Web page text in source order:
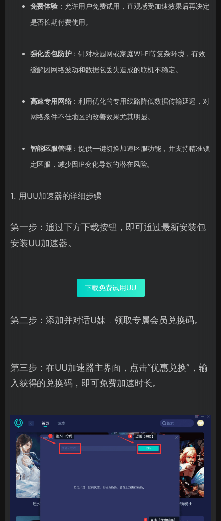
免费体验：允许用户免费试用，直观感受加速效果后再决定
是否长期付费使用。
强化丢包防护：针对校园网或家庭Wi-Fi等复杂环境，有效
缓解因网络波动和数据包丢失造成的联机不稳定。
高速专用网络：利用优化的专用线路降低数据传输延迟，对
网络条件不佳地区的改善效果尤其明显。
智能区服管理：提供一键切换加速区服功能，并支持精准锁
定区服，减少因IP变化导致的潜在风险。
1. 用UU加速器的详细步骤
第一步：通过下方下载按钮，即可通过最新安装包
安装UU加速器。
下载免费试用UU
第二步：添加并对话U妹，领取专属会员兑换码。
第三步：在UU加速器主界面，点击“优惠兑换”，输
入获得的兑换码，即可免费加速时长。